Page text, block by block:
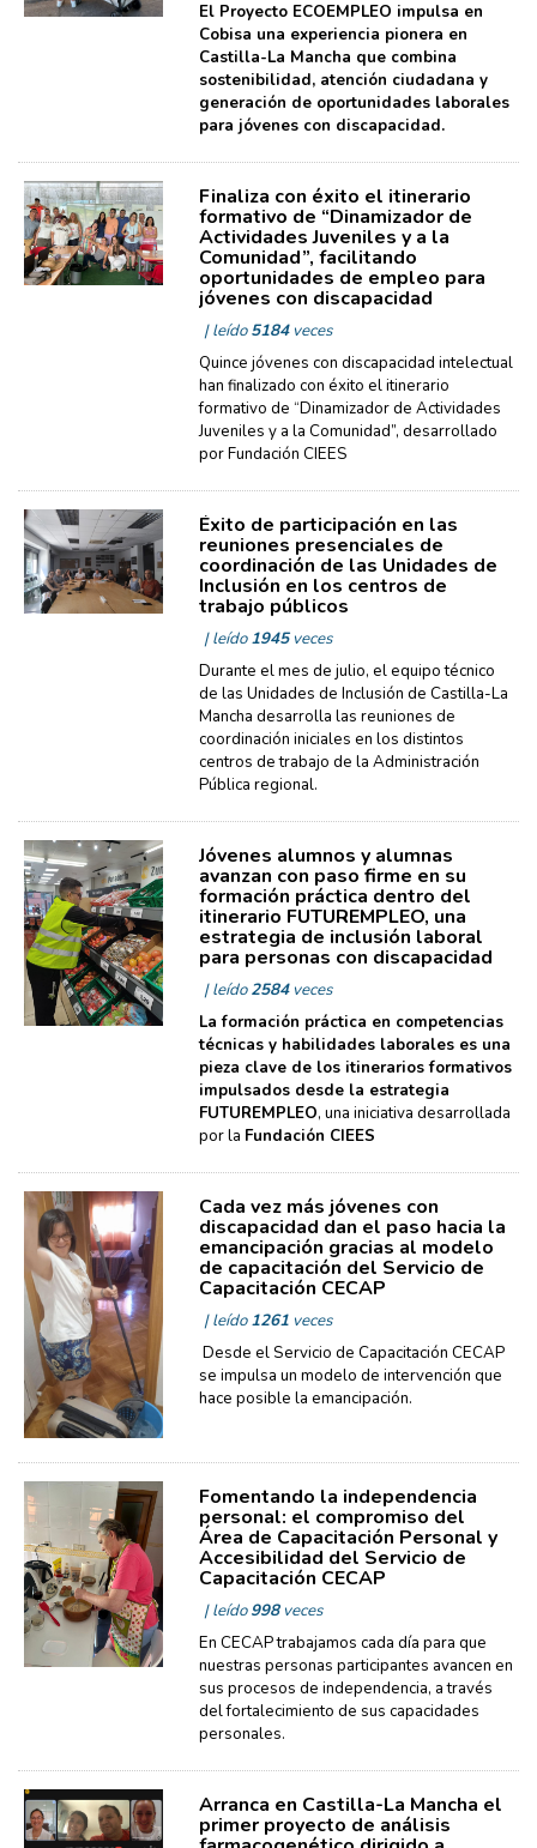
El Proyecto ECOEMPLEO impulsa en
Cobisa una experiencia pionera en
Castilla-La Mancha que combina
sostenibilidad, atención ciudadana y
generación de oportunidades laborales
para jóvenes con discapacidad.
Finaliza con éxito el itinerario
formativo de “Dinamizador de
Actividades Juveniles y a la
Comunidad”, facilitando
oportunidades de empleo para
jóvenes con discapacidad
| leído5184veces
Quince jóvenes con discapacidad intelectual
han finalizado con éxito el itinerario
formativo de “Dinamizador de Actividades
Juveniles y a la Comunidad”, desarrollado
por Fundación CIEES
Éxito de participación en las
reuniones presenciales de
coordinación de las Unidades de
Inclusión en los centros de
trabajo públicos
| leído1945veces
Durante el mes de julio, el equipo técnico
de las Unidades de Inclusión de Castilla-La
Mancha desarrolla las reuniones de
coordinación iniciales en los distintos
centros de trabajo de la Administración
Pública regional.
Jóvenes alumnos y alumnas
avanzan con paso firme en su
formación práctica dentro del
itinerario FUTUREMPLEO, una
estrategia de inclusión laboral
para personas con discapacidad
| leído2584veces
La formación práctica en competencias
técnicas y habilidades laborales es una
pieza clave de los itinerarios formativos
impulsados desde la estrategia
FUTUREMPLEO, una iniciativa desarrollada
por la Fundación CIEES
Cada vez más jóvenes con
discapacidad dan el paso hacia la
emancipación gracias al modelo
de capacitación del Servicio de
Capacitación CECAP
| leído1261veces
Desde el Servicio de Capacitación CECAP
se impulsa un modelo de intervención que
hace posible la emancipación.
Fomentando la independencia
personal: el compromiso del
Área de Capacitación Personal y
Accesibilidad del Servicio de
Capacitación CECAP
| leído998veces
En CECAP trabajamos cada día para que
nuestras personas participantes avancen en
sus procesos de independencia, a través
del fortalecimiento de sus capacidades
personales.
Arranca en Castilla-La Mancha el
primer proyecto de análisis